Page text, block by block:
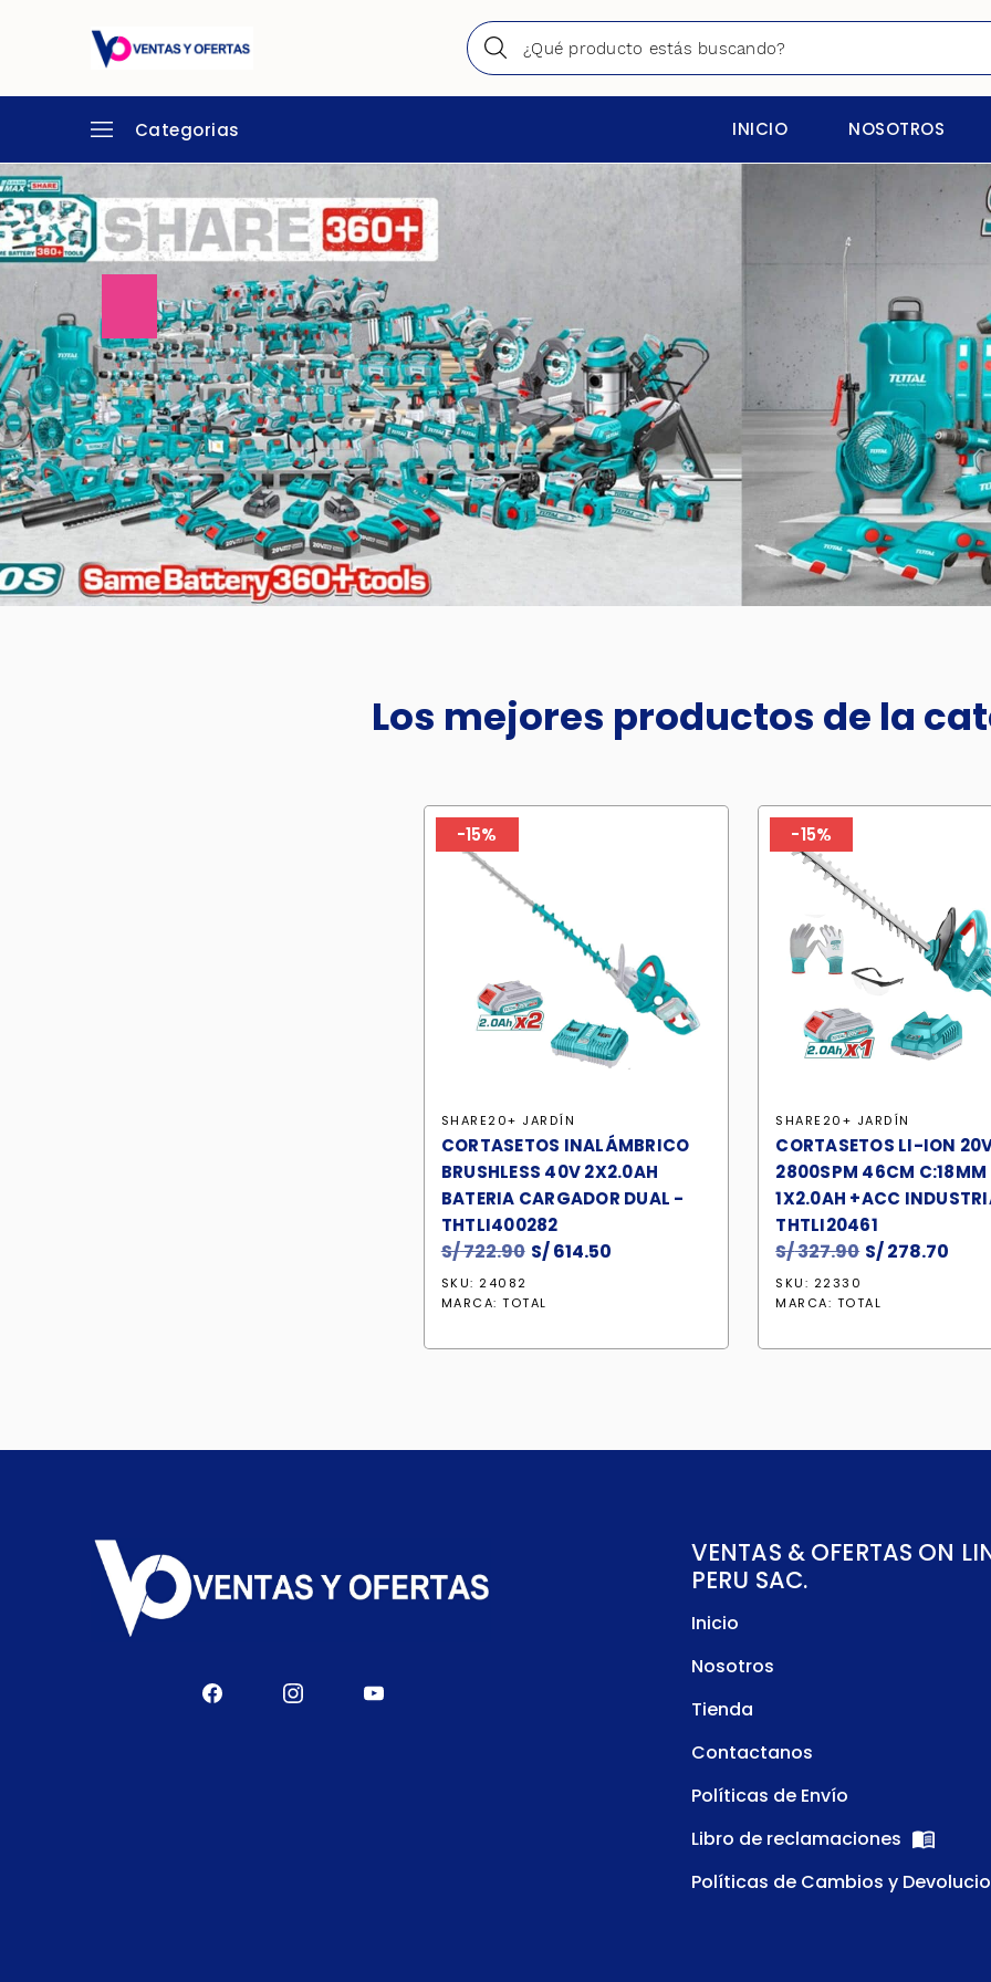
Categorias INICIO NOSOTROS
Los mejores productos de la
-15%
SHARE20+ JARDÍN
CORTASETOS INALÁMBRICO
BRUSHLESS 40V 2X2.0AH
BATERIA CARGADOR DUAL -
THTLI400282
S/722.90 El
original
S/ 722.90.
S/614.50
S/ 614.50.
SKU: 24082
MARCA:TOTAL
-15%
SHARE20+ JARDÍN
CORTASETOS LI-ION
2800SPM 46CM C:18MM
1X2.0AH +ACC
THTLI20461
S/327.90 El
original
S/ 327.90.
S/278.70
S/
SKU: 22330
MARCA: TOTAL
VENTAS & OFERTAS ON
PERU SAC.
Inicio
Nosotros
Tienda
Contactanos
Políticas de Envío
Libro de reclamaciones
Políticas de Cambios y